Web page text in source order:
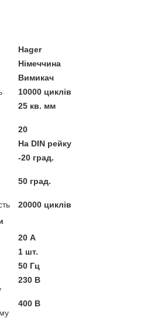
Hager
Німеччина
Вимикач
10000 циклів
25 кв. мм
20
На DIN рейку
-20 град.
50 град.
20000 циклів
20 А
1 шт.
50 Гц
230 В
400 В